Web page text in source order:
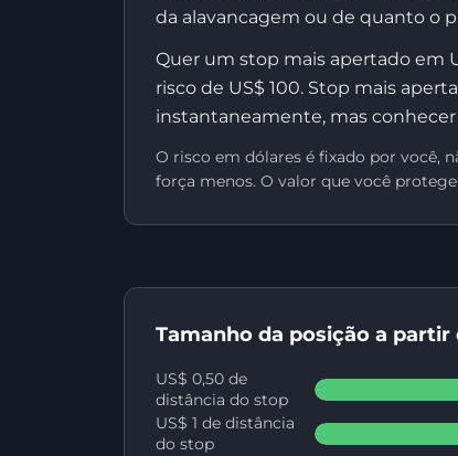
da alavancagem ou de quanto o
Quer um stop mais apertado em
risco de US$ 100. Stop mais
instantaneamente, mas
O risco em dólares é fixado por você,
força menos. O valor que você
Tamanho da posição a partir
US$ 0,50 de
distância do stop
US$ 1 de distância
do stop